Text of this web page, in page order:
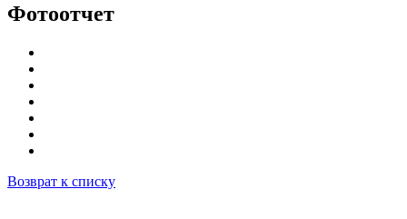
Фотоотчет
Возврат к списку